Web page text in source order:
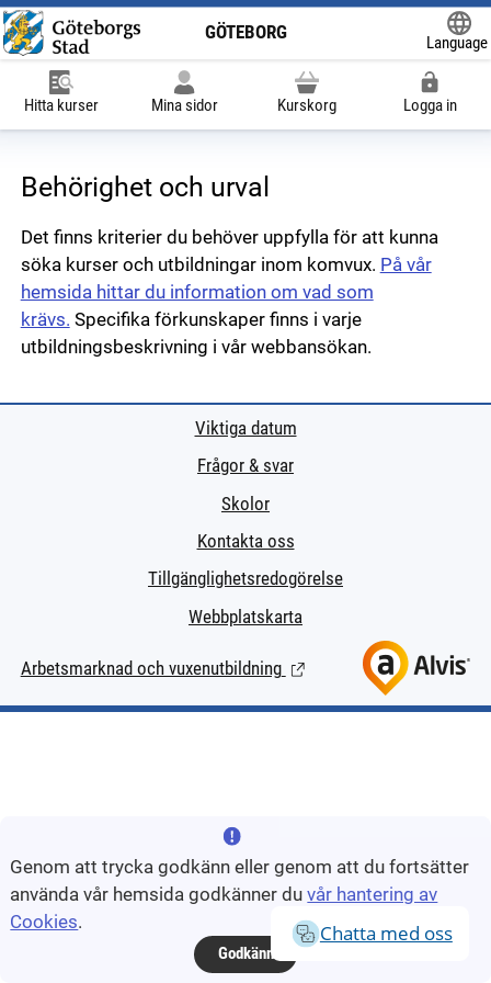
GÖTEBORG
Language
Hitta kurser Mina sidor Kurskorg Logga in
Chatta med oss
Behörighet och urval
Det finns kriterier du behöver uppfylla för att kunna
söka kurser och utbildningar inom komvux. På vår
hemsida hittar du information om vad som
krävs. Specifika förkunskaper finns i varje
utbildningsbeskrivning i vår webbansökan.
Viktiga datum
Frågor & svar
Skolor
Kontakta oss
Tillgänglighetsredogörelse
Webbplatskarta
Arbetsmarknad och vuxenutbildning (Länk till extern sida.)
Genom att trycka godkänn eller genom att du fortsätter
använda vår hemsida godkänner duvår hantering av
Cookies.
Godkänn